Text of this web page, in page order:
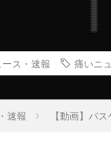
ース・速報 痛いニ
速報 【動画】バ